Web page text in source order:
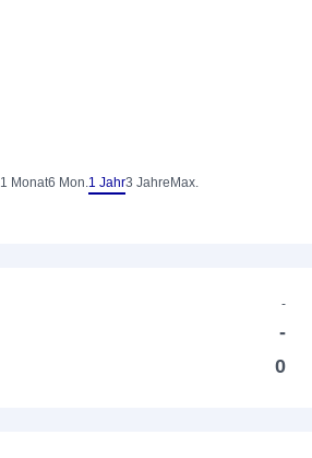
1 Monat6 Mon.1 Jahr3 Jahre Max.
-
-
0